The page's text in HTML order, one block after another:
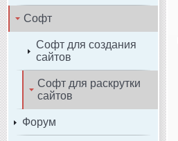
Софт
Софт для создания
сайтов
Софт для раскрутки
сайтов
Форум